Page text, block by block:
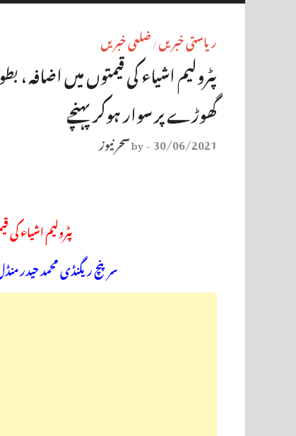
ریاستی خبریں / ضلعی خبریں
پٹرولیم اشیاء کی قیمتوں میں اضافہ
گھوڑے پر سوار ہوکر پہنچے
30/06/2021
-
byسحر نیوز
پٹرولیم اشیاء
سرپنچ ریگنڈی محمد حیدر